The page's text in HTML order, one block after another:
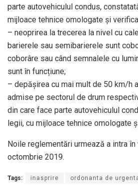
parte autovehiculul condus,
mijloace tehnice omologate și
– neoprirea la trecerea la nivel cu
barierele sau semibarierele sunt
coborâre sau când semnalele cu
sunt în funcțiune;
– depășirea cu mai mult de 50 km/h
admise pe sectorul de drum
din care face parte autovehiculul
legii, cu mijloace tehnice omologate
Noile reglementări urmează a intra
octombrie 2019.
Tags: inasprire ordonanta de